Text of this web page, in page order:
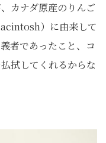
カナダ原産のりんご
）に由来して
者であったこと、コ
拭してくれるからな